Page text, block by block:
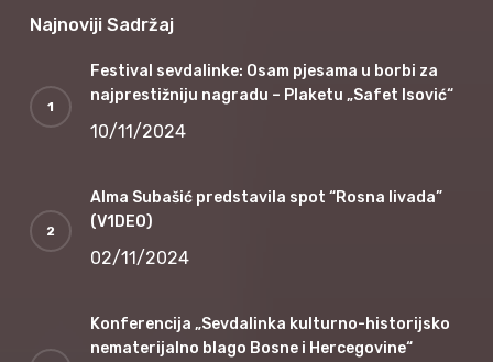
Najnoviji Sadržaj
Festival sevdalinke: Osam pjesama u borbi za
najprestižniju nagradu – Plaketu „Safet Isović“
10/11/2024
Alma Subašić predstavila spot “Rosna livada”
(V1DEO)
02/11/2024
Konferencija „Sevdalinka kulturno-historijsko
nematerijalno blago Bosne i Hercegovine“